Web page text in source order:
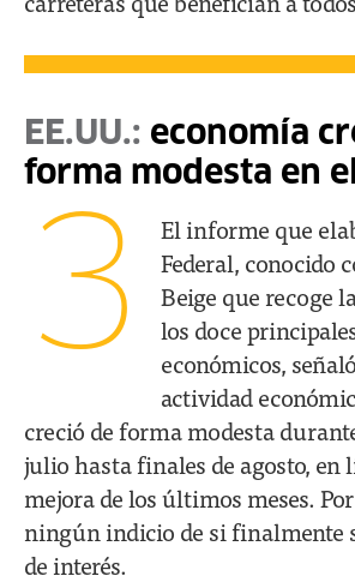
EE.UU.: economía
forma modesta en
3
El informe que
Federal, conocido
Beige que recoge
los doce
económicos,
actividad
creció de forma modesta
julio hasta finales de agosto, en
mejora de los últimos meses.
ningún indicio de si finalmente
de interés.